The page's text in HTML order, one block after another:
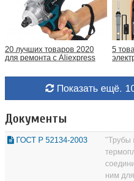
20 лучших товаров 2020
для ремонта с Aliexpress
5
Показать ещё.
Документы
ГОСТ Р 52134-2003
"Трубы
ним